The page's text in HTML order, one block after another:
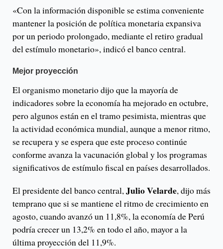
«Con la información disponible se estima conveniente
mantener la posición de política monetaria expansiva
por un periodo prolongado, mediante el retiro gradual
del estímulo monetario», indicó el banco central.
Mejor proyección
El organismo monetario dijo que la mayoría de
indicadores sobre la economía ha mejorado en octubre,
pero algunos están en el tramo pesimista, mientras que
la actividad económica mundial, aunque a menor ritmo,
se recupera y se espera que este proceso continúe
conforme avanza la vacunación global y los programas
significativos de estímulo fiscal en países desarrollados.
El presidente del banco central,Julio Velarde, dijo más
temprano que si se mantiene el ritmo de crecimiento en
agosto, cuando avanzó un 11,8%, la economía de Perú
podría crecer un 13,2% en todo el año, mayor a la
última proyección del 11,9%.